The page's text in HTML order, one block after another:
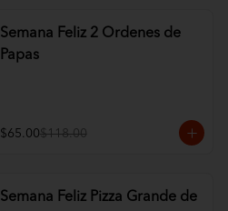
Semana Feliz 2 Ordenes de
Papas
$65.00$118.00
Semana Feliz Pizza Grande de